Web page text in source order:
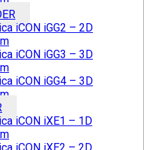
iCON iGG2 – 2D
iCON iGG3 – 3D
iCON iGG4 – 3D
iCON iXE1 – 1D